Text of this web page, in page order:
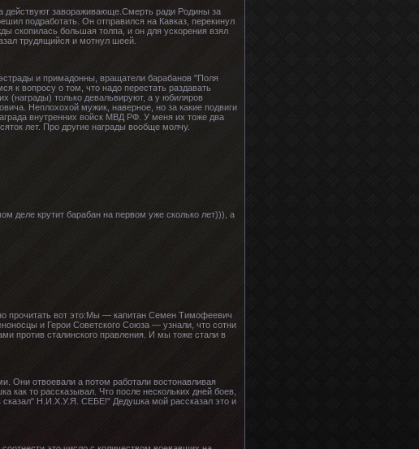
действуют завораживающе.Смерть ради Родины за
подработать. Он отправился на Кавказ, перекинул
скопилась большая толпа, и он для ускорения взял
трудящийся и мотнул шеей.
и примадонны, вращатели барабанов "Поля
к вопросу о том, что надо перестать раздавать
(награды) только девальвируют, а у юбиляров
Неплохохой мужик, наверное, но за какие подвиги
внутренних войск МВД РФ. У меня их тоже два
лет. Про другие награды вообще молчу.
деле крутит барабан на первом уже сколько лет))), а
прочитать вот это:Мы — капитан Семен Тимофеевич
и Герои Советского Союза — узнали, что сотни
против сталинского правления. И мы тоже стали в
Они отвоевали а потом работали востонавливая
то рассказывал. Что после нескольких дней боев,
Н.И.Х.У.Я. СЕБЕ!" Дедушка мой рассказал это и